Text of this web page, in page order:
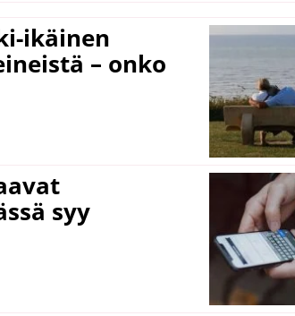
ikäinen
– onko
syy